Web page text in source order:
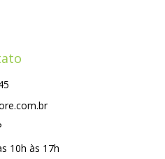
10h às 17h